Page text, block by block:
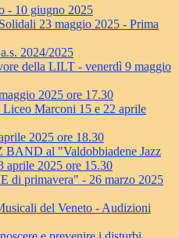
- 10 giugno 2025
23 maggio 2025 - Prima
2024/2025
della LILT - venerdì 9 maggio
2025 ore 17.30
Liceo Marconi 15 e 22 aprile
2025 ore 18.30
al "Valdobbiadene Jazz
aprile 2025 ore 15.30
di primavera" - 26 marzo 2025
del Veneto - Audizioni